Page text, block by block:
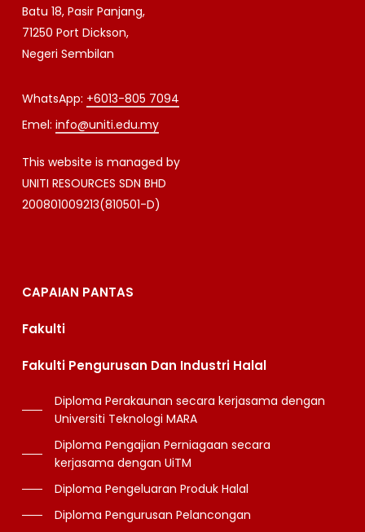
Batu 18, Pasir Panjang,
71250 Port Dickson,
Negeri Sembilan
WhatsApp: +6013-805 7094
Emel: info@uniti.edu.my
This website is managed by
UNITI RESOURCES SDN BHD
200801009213(810501-D)
CAPAIAN PANTAS
Fakulti
Fakulti Pengurusan Dan Industri Halal
Diploma Perakaunan secara kerjasama dengan
Universiti Teknologi MARA
Diploma Pengajian Perniagaan secara
kerjasama dengan UiTM
Diploma Pengeluaran Produk Halal
Diploma Pengurusan Pelancongan